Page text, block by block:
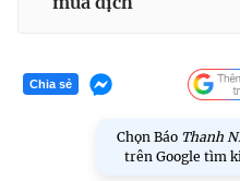
Chia sẻ
Chọn Báo Thanh
trên Google tìm